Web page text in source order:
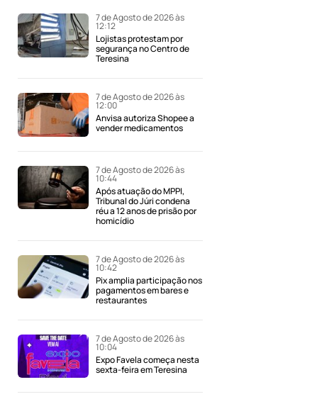
7 de Agosto de 2026 às
12:12
Lojistas protestam por
segurança no Centro de
Teresina
7 de Agosto de 2026 às
12:00
Anvisa autoriza Shopee a
vender medicamentos
7 de Agosto de 2026 às
10:44
Após atuação do MPPI,
Tribunal do Júri condena
réu a 12 anos de prisão por
homicídio
7 de Agosto de 2026 às
10:42
Pix amplia participação nos
pagamentos em bares e
restaurantes
7 de Agosto de 2026 às
10:04
Expo Favela começa nesta
sexta-feira em Teresina